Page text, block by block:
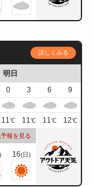
詳しくみる
明日
0 3 6
9
11℃ 11℃ 11℃ 12℃
報を見る
16(日)